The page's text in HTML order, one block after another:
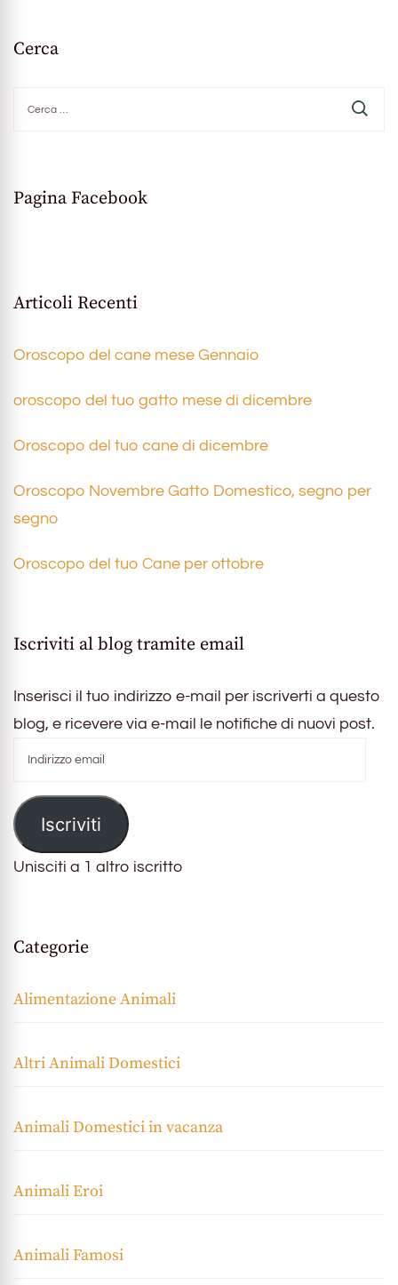
Cerca
per:
Pagina Facebook
Articoli Recenti
Oroscopo del cane mese Gennaio
oroscopo del tuo gatto mese di dicembre
Oroscopo del tuo cane di dicembre
Oroscopo Novembre Gatto Domestico, segno per
segno
Oroscopo del tuo Cane per ottobre
Iscriviti al blog tramite email
Inserisci il tuo indirizzo e-mail per iscriverti a questo
blog, e ricevere via e-mail le notifiche di nuovi post.
email
Iscriviti
Unisciti a 1 altro iscritto
Categorie
Alimentazione Animali
Altri Animali Domestici
Animali Domestici in vacanza
Animali Eroi
Animali Famosi